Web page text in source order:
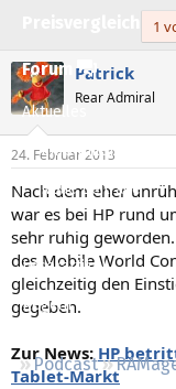
Forum
Aktuelles
Empfohlene Inhalte
Neue Beiträge
Neueste Aktivitäten
Leserartikel
Regeln
Podcast
l
l
e
r
l
m
1
Patrick
Rear Admiral
24. Februar 2013
Nach dem eher
war es bei HP rund
sehr ruhig
des Mobile World
gleichzeitig den
gegeben.
Zur News: HP
Tablet-Markt